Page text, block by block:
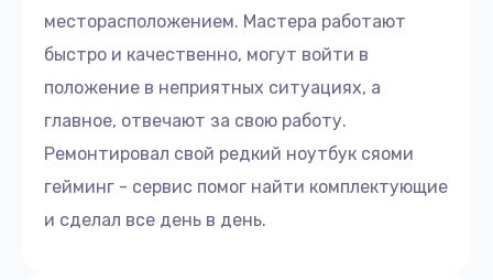
месторасположением. Мастера работают
быстро и качественно, могут войти в
положение в неприятных ситуациях, а
главное, отвечают за свою работу.
Ремонтировал свой редкий ноутбук сяоми
гейминг - сервис помог найти комплектующие
и сделал все день в день.